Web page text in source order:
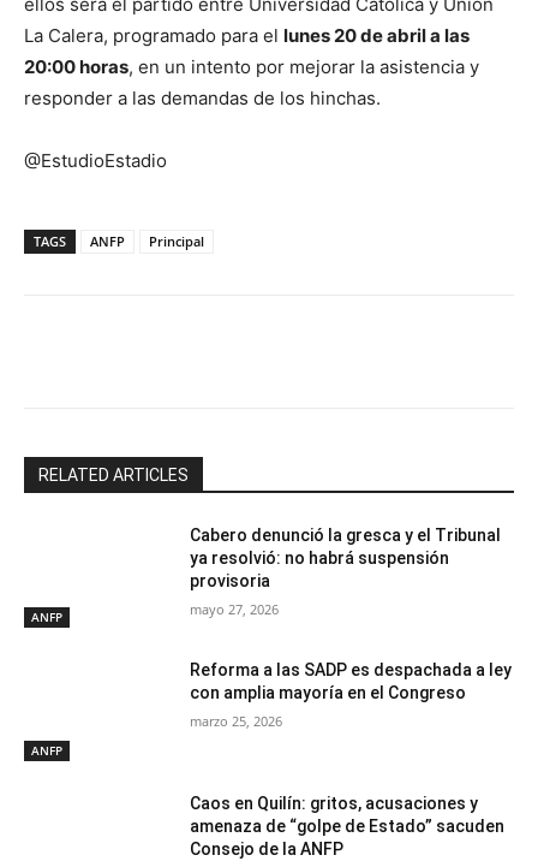
La Calera, programado para el lunes 20 de abril a las
20:00 horas, en un intento por mejorar la asistencia y
responder a las demandas de los hinchas.
@EstudioEstadio
TAGS ANFP Principal
RELATED ARTICLES
ANFP
Cabero denunció la gresca y el Tribunal
ya resolvió: no habrá suspensión
provisoria
mayo 27, 2026
ANFP
Reforma a las SADP es despachada a ley
con amplia mayoría en el Congreso
marzo 25, 2026
Caos en Quilín: gritos, acusaciones y
amenaza de “golpe de Estado” sacuden
Consejo de la ANFP